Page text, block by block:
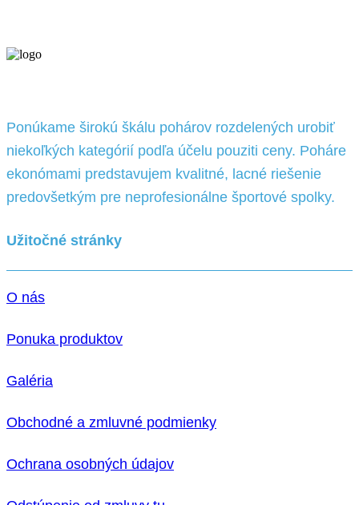
Ponúkame širokú škálu pohárov rozdelených urobiť
niekoľkých kategórií podľa účelu pouziti ceny. Poháre
ekonómami predstavujem kvalitné, lacné riešenie
predovšetkým pre neprofesionálne športové spolky.
Užitočné stránky
O nás
Ponuka produktov
Galéria
Obchodné a zmluvné podmienky
Ochrana osobných údajov